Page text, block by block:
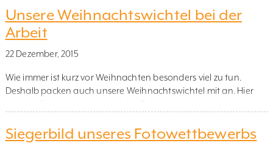
Hier sehen Sie das vorherige Geländer: Und hier das neue,
aufgesetzt montierte Aluminiumgeländer mit graugetönten
Scheiben und in Wunschfarbe RAL 7040 pulverbeschichteten
Pfosten, Handlauf […]
Unsere Weihnachtswichtel bei der
Arbeit
22 Dezember, 2015
Wie immer ist kurz vor Weihnachten besonders viel zu tun.
Deshalb packen auch unsere Weihnachtswichtel mit an. Hier
Siegerbild unseres Fotowettbewerbs